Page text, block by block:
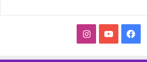
فيسبوك‫YouTubeانستقرام